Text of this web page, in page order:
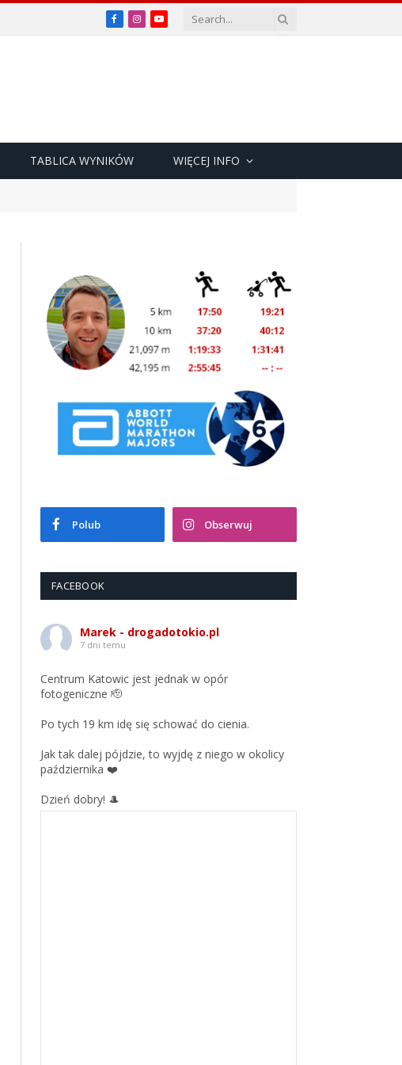
Facebook
InstagramYouTube
TABLICA WYNIKÓW WIĘCEJ INFO
Polub Obserwuj
FACEBOOK
Marek - drogadotokio.pl
7 dni temu
Centrum Katowic jest jednak w opór
fotogeniczne 🫡
Po tych 19 km idę się schować do cienia.
Jak tak dalej pójdzie, to wyjdę z niego w okolicy
października ❤️
Dzień dobry! 🎩